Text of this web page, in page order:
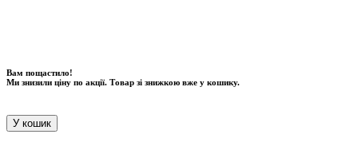
Вам пощастило!
Ми знизили ціну по акції. Товар зі знижкою вже у кошику.
У кошик